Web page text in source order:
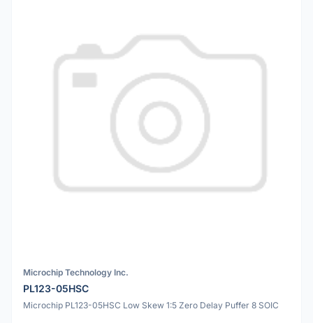
Microchip Technology Inc.
PL123-05HSC
Microchip PL123-05HSC Low Skew 1:5 Zero Delay Puffer 8 SOIC